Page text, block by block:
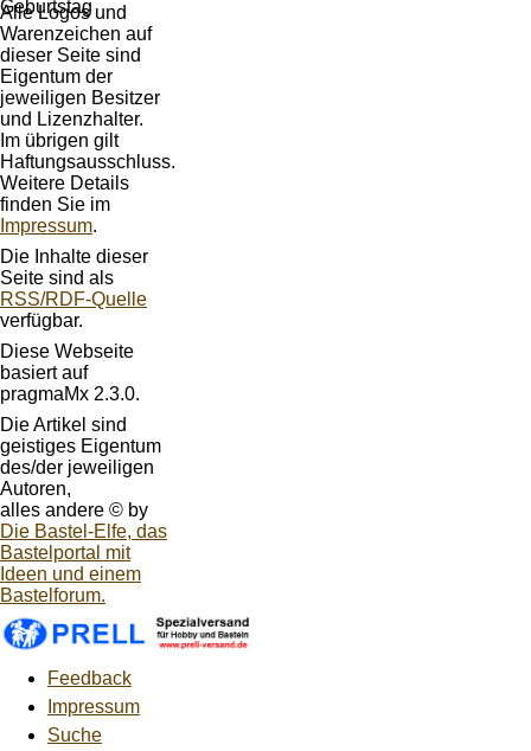
Alle Logos und
Warenzeichen auf
dieser Seite sind
Eigentum der
jeweiligen Besitzer
und Lizenzhalter.
Im übrigen gilt
Haftungsausschluss.
Weitere Details
finden Sie im
Impressum.
Die Inhalte dieser
Seite sind als
RSS/RDF-Quelle
verfügbar.
Diese Webseite
basiert auf
pragmaMx 2.3.0.
Die Artikel sind
geistiges Eigentum
des/der jeweiligen
Autoren,
alles andere © by
Die Bastel-Elfe, das
Bastelportal mit
Ideen und einem
Bastelforum.
Feedback
Impressum
Suche